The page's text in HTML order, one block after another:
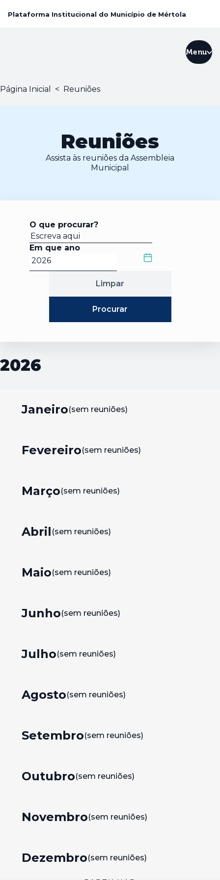
Plataforma Institucional do Município de Mértola
Menu
Página Inicial < Reuniões
Reuniões
Assista às reuniões da Assembleia
Municipal
O que procurar?
Em que ano
Limpar
Procurar
*Pesquisa por termo mínimo de 3 caracteres
2026
Janeiro(sem reuniões)
Fevereiro(sem reuniões)
Março(sem reuniões)
Abril (sem reuniões)
Maio(sem reuniões)
Junho(sem reuniões)
Julho(sem reuniões)
Agosto(sem reuniões)
Setembro(sem reuniões)
Outubro(sem reuniões)
Novembro(sem reuniões)
Dezembro(sem reuniões)